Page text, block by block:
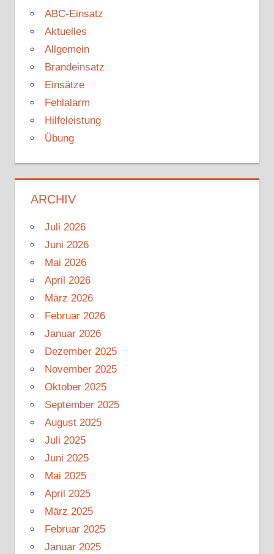
ABC-Einsatz
Aktuelles
Allgemein
Brandeinsatz
Einsätze
Fehlalarm
Hilfeleistung
Übung
ARCHIV
Juli 2026
Juni 2026
Mai 2026
April 2026
März 2026
Februar 2026
Januar 2026
Dezember 2025
November 2025
Oktober 2025
September 2025
August 2025
Juli 2025
Juni 2025
Mai 2025
April 2025
März 2025
Februar 2025
Januar 2025